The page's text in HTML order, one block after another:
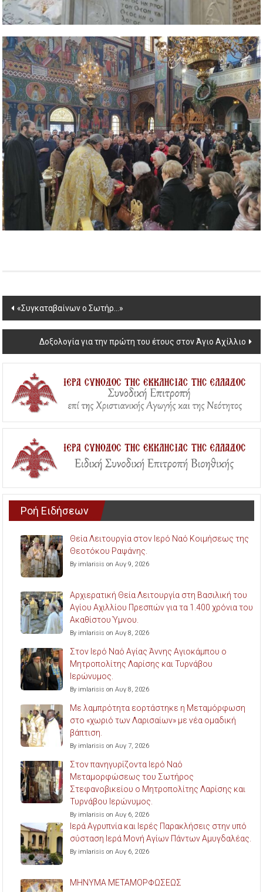
Post
navigation
«Συγκαταβαίνων ο Σωτήρ…»
Δοξολογία για την πρώτη του έτους στον Άγιο Αχίλλιο
Ροή Ειδήσεων
Θεία Λειτουργία στον Ιερό Ναό Κοιμήσεως της
Θεοτόκου Ραψάνης.
By imlarisis on Αυγ 9, 2026
Αρχιερατική Θεία Λειτουργία στη Βασιλική του
Αγίου Αχιλλίου Πρεσπών για τα 1.400 χρόνια του
Ακαθίστου Ύμνου.
By imlarisis on Αυγ 8, 2026
Στον Ιερό Ναό Αγίας Άννης Αγιοκάμπου ο
Μητροπολίτης Λαρίσης και Τυρνάβου
Ιερώνυμος.
By imlarisis on Αυγ 8, 2026
Με λαμπρότητα εορτάστηκε η Μεταμόρφωση
στο «χωριό των Λαρισαίων» με νέα ομαδική
βάπτιση.
By imlarisis on Αυγ 7, 2026
Στον πανηγυρίζοντα Ιερό Ναό
Μεταμορφώσεως του Σωτήρος
Στεφανοβικείου ο Μητροπολίτης Λαρίσης και
Τυρνάβου Ιερώνυμος.
By imlarisis on Αυγ 6, 2026
Ιερά Αγρυπνία και Ιερές Παρακλήσεις στην υπό
σύσταση Ιερά Μονή Αγίων Πάντων Αμυγδαλέας.
By imlarisis on Αυγ 6, 2026
ΜΗΝΥΜΑ ΜΕΤΑΜΟΡΦΩΣΕΩΣ